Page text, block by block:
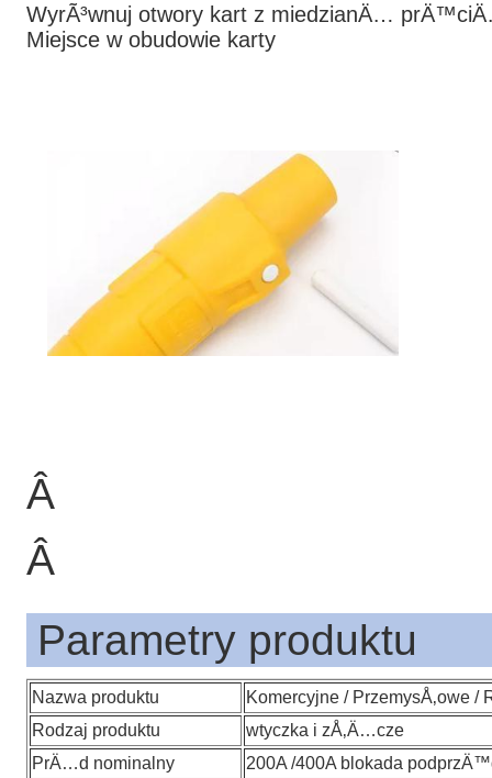
WyrÃ³wnuj otwory kart z miedzianÄ…
Miejsce w obudowie karty
Â
Â
Parametry produktu
Nazwa produktu
Komercyjne / PrzemysÅ‚owe
Rodzaj produktu
wtyczka i zÅ‚Ä…cze
PrÄ…d nominalny
200A /400A blokada